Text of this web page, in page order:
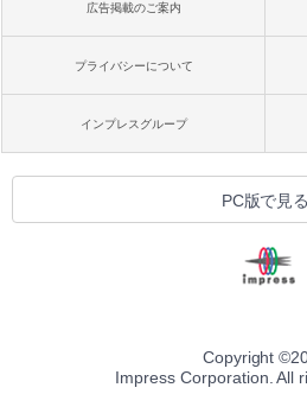
広告掲載のご案内
プライバシーについて
インプレスグループ
PC版で見る
Copyright ©
Impress Corporation. All